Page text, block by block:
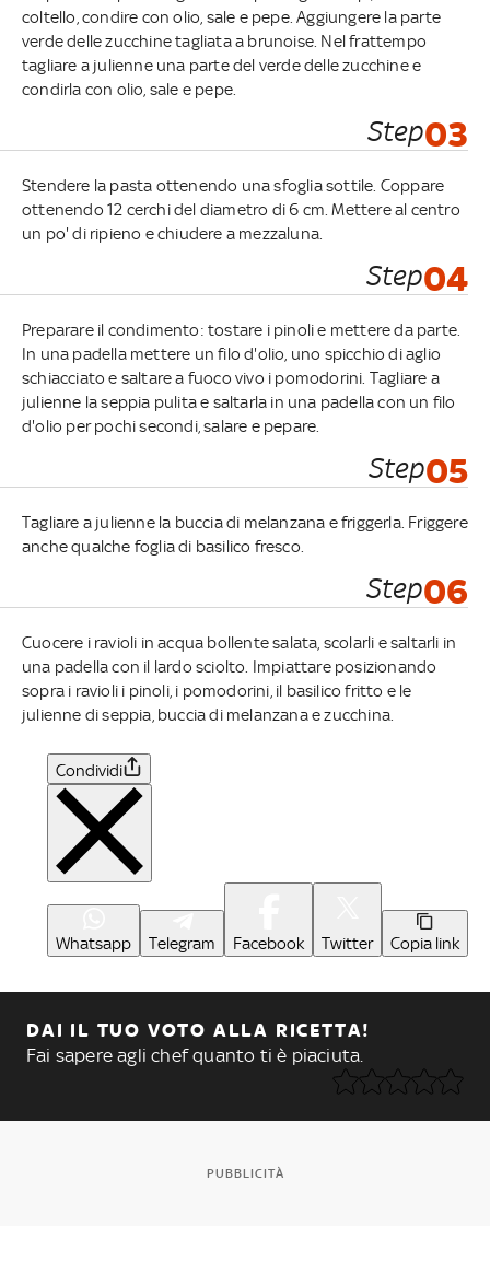
coltello, condire con olio, sale e pepe. Aggiungere la parte
verde delle zucchine tagliata a brunoise. Nel frattempo
tagliare a julienne una parte del verde delle zucchine e
condirla con olio, sale e pepe.
Step03
Stendere la pasta ottenendo una sfoglia sottile. Coppare
ottenendo 12 cerchi del diametro di 6 cm. Mettere al centro
un po' di ripieno e chiudere a mezzaluna.
Step04
Preparare il condimento: tostare i pinoli e mettere da parte.
In una padella mettere un filo d'olio, uno spicchio di aglio
schiacciato e saltare a fuoco vivo i pomodorini. Tagliare a
julienne la seppia pulita e saltarla in una padella con un filo
d'olio per pochi secondi, salare e pepare.
Step05
Tagliare a julienne la buccia di melanzana e friggerla. Friggere
anche qualche foglia di basilico fresco.
Step06
Cuocere i ravioli in acqua bollente salata, scolarli e saltarli in
una padella con il lardo sciolto. Impiattare posizionando
sopra i ravioli i pinoli, i pomodorini, il basilico fritto e le
julienne di seppia, buccia di melanzana e zucchina.
Condividi
Whatsapp Telegram Facebook Twitter Copia link
DAI IL TUO VOTO ALLA RICETTA!
Fai sapere agli chef quanto ti è piaciuta.
PUBBLICITÀ